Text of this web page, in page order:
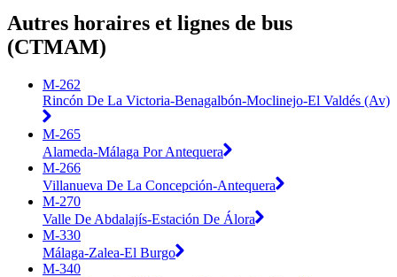
Autres horaires et lignes de bus
(CTMAM)
M-262
Rincón De La Victoria-Benagalbón-Moclinejo-El Valdés (Av)
M-265
Alameda-Málaga Por Antequera
M-266
Villanueva De La Concepción-Antequera
M-270
Valle De Abdalajís-Estación De Álora
M-330
Málaga-Zalea-El Burgo
M-340